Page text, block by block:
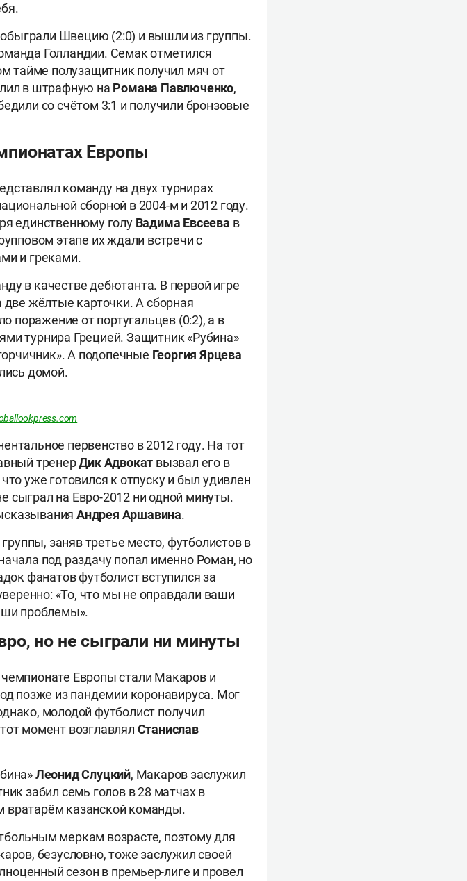
Швецию (2:0) и вышли из группы.
Голландии. Семак отметился
тайме полузащитник получил мяч от
в штрафную на Романа Павлюченко,
со счётом 3:1 и получили бронзовые
Европы
команду на двух турнирах
сборной в 2004-м и 2012 году.
единственному голу Вадима Евсеева в
этапе их ждали встречи с
и греками.
в качестве дебютанта. В первой игре
жёлтые карточки. А сборная
поражение от португальцев (0:2), а в
турнира Грецией. Защитник «Рубина»
А подопечные Георгия Ярцева
домой.
первенство в 2012 году. На тот
тренерДик Адвокат вызвал его в
уже готовился к отпуску и был удивлен
сыграл на Евро-2012 ни одной минуты.
Андрея Аршавина.
заняв третье место, футболистов в
под раздачу попал именно Роман, но
фанатов футболист вступился за
«То, что мы не оправдали ваши
проблемы».
но не сыграли ни минуты
Европы стали Макаров и
позже из пандемии коронавируса. Мог
молодой футболист получил
момент возглавлял Станислав
Леонид Слуцкий, Макаров заслужил
забил семь голов в 28 матчах в
казанской команды.
меркам возрасте, поэтому для
безусловно, тоже заслужил своей
сезон в премьер-лиге и провел